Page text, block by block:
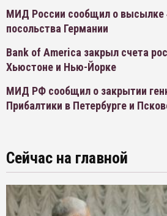
МИД России сообщил о высылке
посольства Германии
Bank of America закрыл счета
Хьюстоне и Нью-Йорке
МИД РФ сообщил о закрытии
Прибалтики в Петербурге и
Сейчас на главной